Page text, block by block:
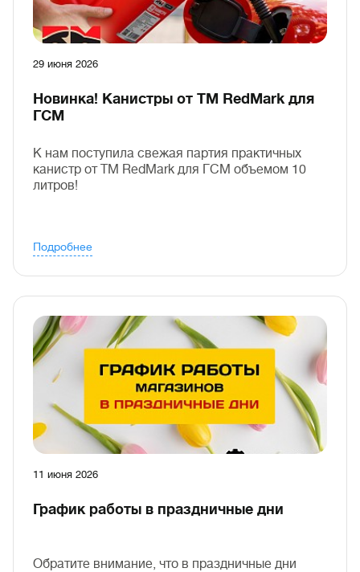
29 июня 2026
Новинка! Канистры от ТМ RedMark для
ГСМ
К нам поступила свежая партия практичных
канистр от ТМ RedMark для ГСМ объемом 10
литров!
Подробнее
11 июня 2026
График работы в праздничные дни
Обратите внимание, что в праздничные дни